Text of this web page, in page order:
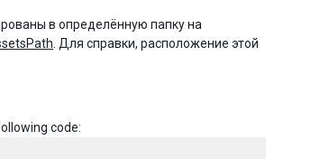
в определённую папку на
. Для справки, расположение этой
code: